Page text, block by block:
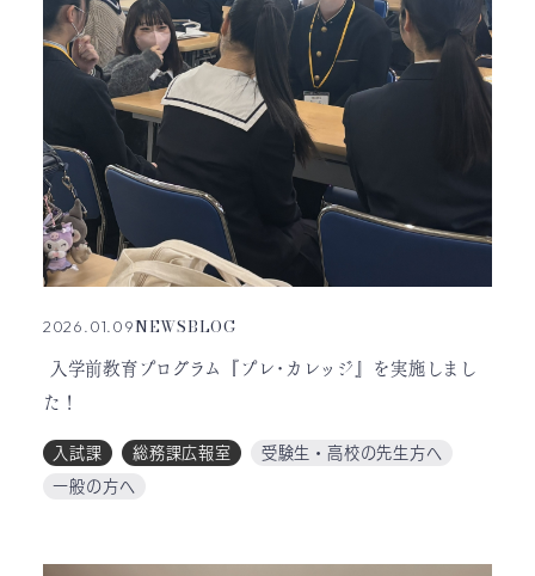
2026.01.09NEWSBLOG
入学前教育プログラム『プレ･カレッジ』を実施しまし
た！
入試課 総務課広報室
受験生・高校の先生方へ
一般の方へ